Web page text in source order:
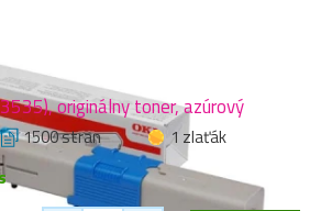
originálny toner, azúrový
1500 stran
1 zlaťák